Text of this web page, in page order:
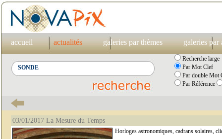
accueil actualités galeries par thèmes galeries par
Recherche large
Par Mot Clef
Par double Mot
Par Référence
03/01/2017 La Mesure du Temps
Horloges astronomiques, cadrans solaires,